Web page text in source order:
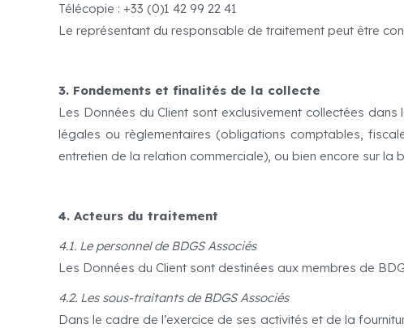
Télécopie : +33 (0)1 42 99 22 41
Le représentant du responsable de traitement peut être
3. Fondements et finalités de la collecte
Les Données du Client sont exclusivement collectées
légales ou règlementaires (obligations comptables,
entretien de la relation commerciale), ou bien encore sur la
4. Acteurs du traitement
4.1. Le personnel de BDGS Associés
Les Données du Client sont destinées aux membres de
4.2. Les sous-traitants de BDGS Associés
Dans le cadre de l’exercice de ses activités et de la